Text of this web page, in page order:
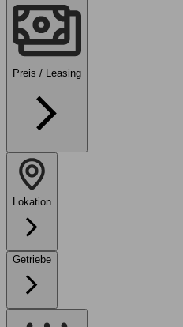
Preis / Leasing
Lokation
Getriebe